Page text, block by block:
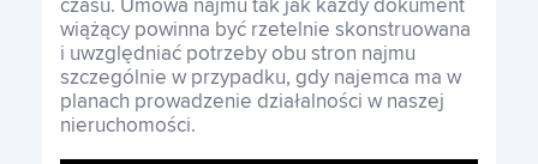
czasu. Umowa najmu tak jak każdy dokument
wiążący powinna być rzetelnie skonstruowana
i uwzględniać potrzeby obu stron najmu
szczególnie w przypadku, gdy najemca ma w
planach prowadzenie działalności w naszej
nieruchomości.